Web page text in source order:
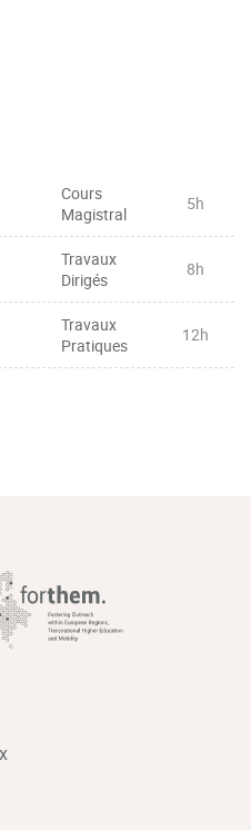
Cours
Magistral
5h
Travaux
Dirigés
8h
Travaux
Pratiques
12h